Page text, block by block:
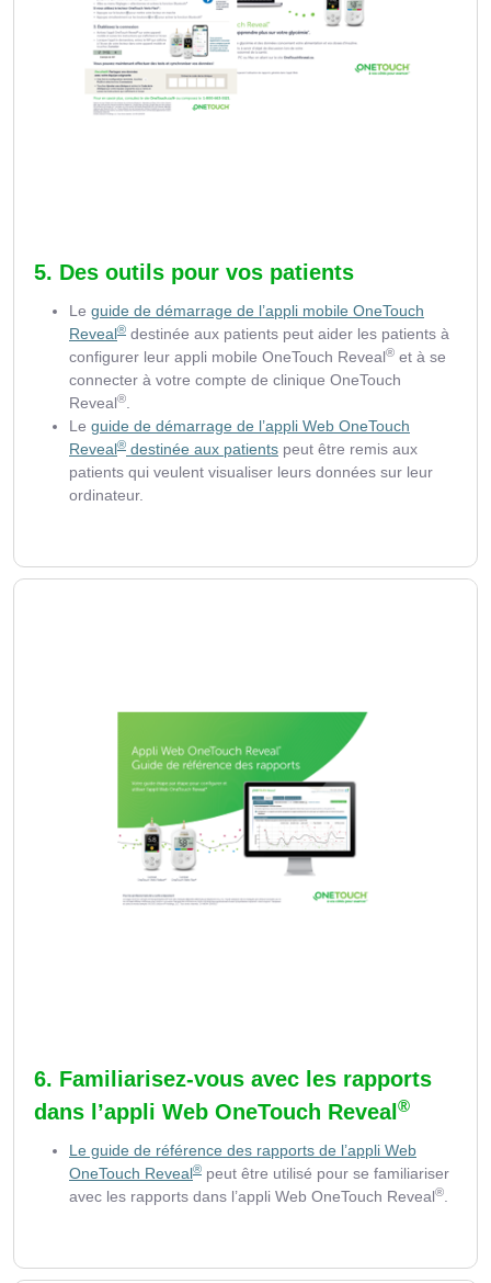
5. Des outils pour vos patients
Le guide de démarrage de l’appli mobile OneTouch
Reveal® destinée aux patients peut aider les patients à
configurer leur appli mobile OneTouch Reveal® et à se
connecter à votre compte de clinique OneTouch
Reveal®.
Le guide de démarrage de l’appli Web OneTouch
Reveal® destinée aux patients peut être remis aux
patients qui veulent visualiser leurs données sur leur
ordinateur.
6. Familiarisez-vous avec les rapports
dans l’appli Web OneTouch Reveal ®
Le guide de référence des rapports de l’appli Web
OneTouch Reveal® peut être utilisé pour se familiariser
avec les rapports dans l’appli Web OneTouch Reveal®.